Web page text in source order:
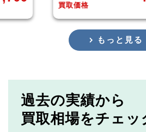
格
もっと見る
過去の実績から
買取相場をチェッ